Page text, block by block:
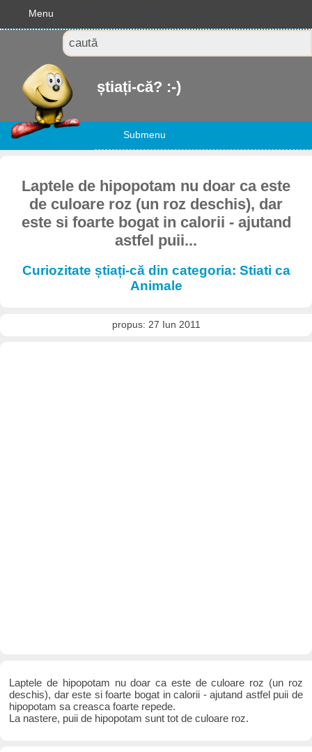
Menu
știați-că? :-)
Submenu
Laptele de hipopotam nu doar ca este
de culoare roz (un roz deschis), dar
este si foarte bogat in calorii - ajutand
astfel puii...
Curiozitate știați-că din categoria: Stiati ca
Animale
propus: 27 Iun 2011
Laptele de hipopotam nu doar ca este de culoare roz (un roz
deschis), dar este si foarte bogat in calorii - ajutand astfel puii de
hipopotam sa creasca foarte repede.
La nastere, puii de hipopotam sunt tot de culoare roz.